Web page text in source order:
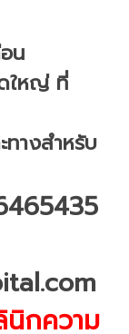
น
ดใหญ่ ที่
ทางสำหรับ
นิกความ